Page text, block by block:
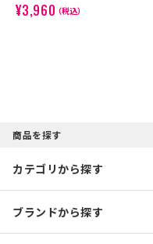
¥3,960（税込）
商品を探す
カテゴリから探す
ブランドから探す